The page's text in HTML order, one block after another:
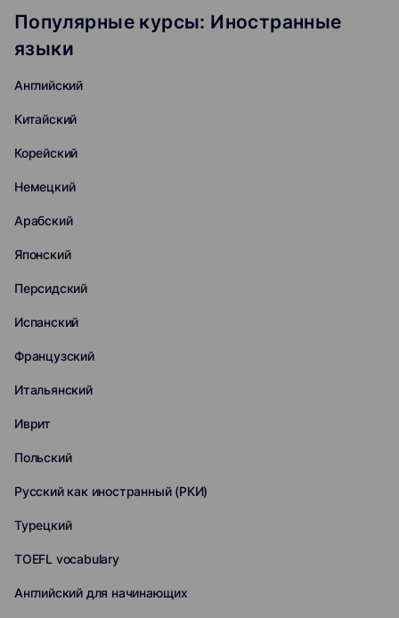
Популярные курсы: Иностранные
языки
Английский
Китайский
Корейский
Немецкий
Арабский
Японский
Персидский
Испанский
Французский
Итальянский
Иврит
Польский
Русский как иностранный (РКИ)
Турецкий
TOEFL vocabulary
Английский для начинающих